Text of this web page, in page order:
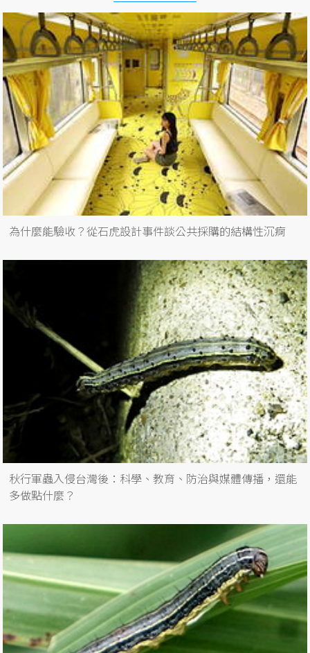
為什麼能驗收？從石虎設計事件談公共採購的結構性沉痾
秋行軍蟲入侵台灣後：科學、教育、防治與媒體傳播，還能
多做點什麼？